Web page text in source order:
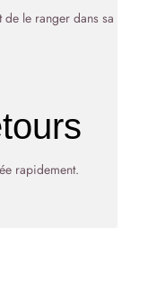
de le ranger dans sa
rapidement.